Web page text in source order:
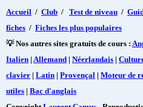
Accueil / Club / Test de niveau /
fiches / Fiches les plus populaires
💡 Nos autres sites gratuits de cours :
Italien | Allemand | Néerlandais |
clavier | Latin | Provençal | Moteur de
utiles | Bac d'anglais